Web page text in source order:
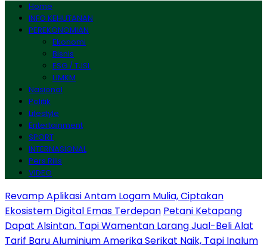
Home
INFO KEHUTANAN
PEREKONOMIAN
Ekonomi
Bisnis
ESG / TJSL
UMKM
Nasional
Politik
Lifestyle
Entertainment
SPORT
INTERNASIONAL
Pers Rilis
VIDEO
Revamp Aplikasi Antam Logam Mulia, Ciptakan
Ekosistem Digital Emas Terdepan Petani Ketapang
Dapat Alsintan, Tapi Wamentan Larang Jual-Beli Alat
Tarif Baru Aluminium Amerika Serikat Naik, Tapi Inalum